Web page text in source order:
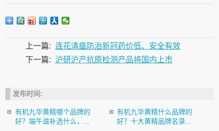
上一篇: 连花清瘟防治新冠药价低、安全有效
下一篇: 沪研沪产抗原检测产品将国内上市
发布时间:
有机九华黄精哪个品牌的
好？端午滋补选什么，...
有机九华黄精什么品牌的
好？十大黄精品牌名录...